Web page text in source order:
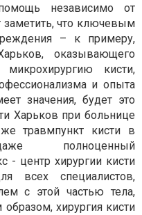
независимо от
заметить, что ключевым
– к примеру,
оказывающего
кисти,
и опыта
значения, будет это
Харьков при больнице
травмпункт кисти в
полноценный
- центр хирургии кисти
всех специалистов,
с этой частью тела,
хирургия кисти